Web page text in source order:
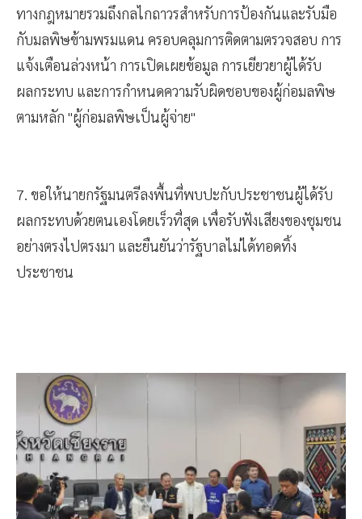
6. มอบหมายหน่วยงานที่เกี่ยวข้องศึกษาและจัดทำมาตรการ
ทางกฎหมายรวมถึงกลไกถาวรสำหรับการป้องกันและรับมือ
กับมลพิษข้ามพรมแดน ครอบคลุมการติดตามตรวจสอบ การ
แจ้งเตือนล่วงหน้า การเปิดเผยข้อมูล การเยียวยาผู้ได้รับ
ผลกระทบ และการกำหนดความรับผิดชอบของผู้ก่อมลพิษ
7. ขอให้นายกรัฐมนตรีลงพื้นที่พบปะกับประชาชนผู้ได้รับ
ผลกระทบด้วยตนเองโดยเร็วที่สุด เพื่อรับฟังเสียงของชุมชน
อย่างตรงไปตรงมา และยืนยันว่ารัฐบาลไม่ได้ทอดทิ้ง